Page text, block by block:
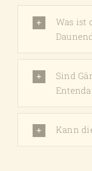
Was ist
Sind
Kann